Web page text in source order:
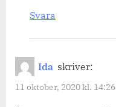
Svara
Ida skriver:
11 oktober, 2020 kl. 14:26